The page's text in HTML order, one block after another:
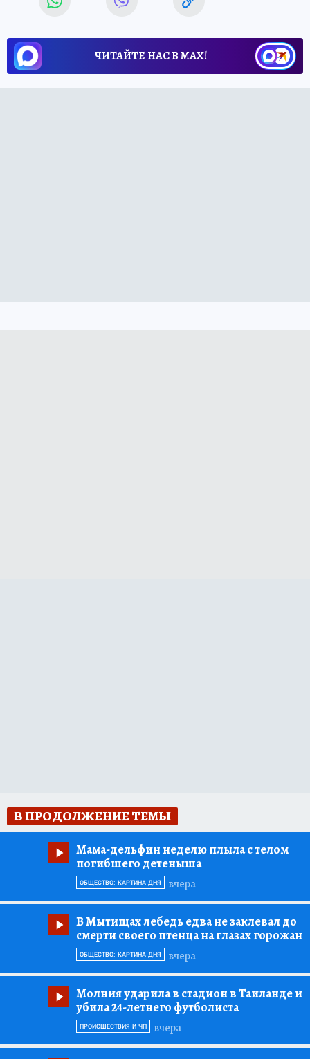
ЧИТАЙТЕ НАС В МАХ!
В ПРОДОЛЖЕНИЕ ТЕМЫ
Мама-дельфин неделю плыла с телом
погибшего детеныша
вчера
ОБЩЕСТВО: КАРТИНА ДНЯ
В Мытищах лебедь едва не заклевал до
смерти своего птенца на глазах горожан
вчера
ОБЩЕСТВО: КАРТИНА ДНЯ
Молния ударила в стадион в Таиланде и
убила 24-летнего футболиста
вчера
ПРОИСШЕСТВИЯ И ЧП